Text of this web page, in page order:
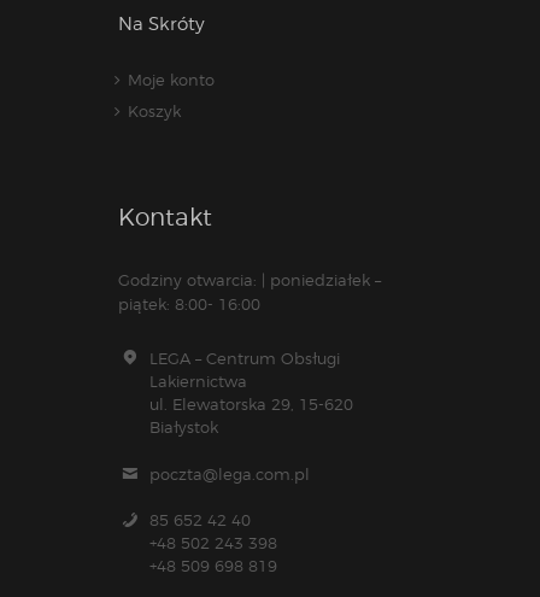
Na Skróty
Moje konto
Koszyk
Kontakt
Godziny otwarcia: | poniedziałek –
piątek: 8:00- 16:00
LEGA – Centrum Obsługi
Lakiernictwa
ul. Elewatorska 29, 15-620
Białystok
poczta@lega.com.pl
85 652 42 40
+48 502 243 398
+48 509 698 819